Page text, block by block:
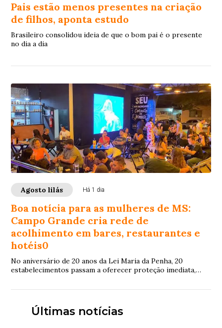
Pais estão menos presentes na criação
de filhos, aponta estudo
Brasileiro consolidou ideia de que o bom pai é o presente
no dia a dia
Agosto lilás Há 1 dia
Boa notícia para as mulheres de MS:
Campo Grande cria rede de
acolhimento em bares, restaurantes e
hotéis0
No aniversário de 20 anos da Lei Maria da Penha, 20
estabelecimentos passam a oferecer proteção imediata,
pedidos de socorro
Últimas notícias